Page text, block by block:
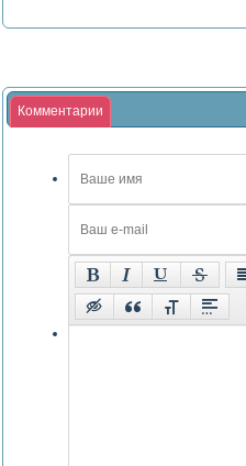
Комментарии